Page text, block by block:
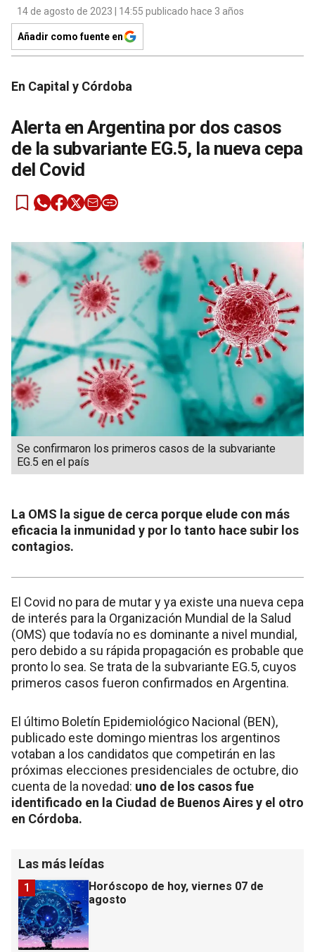
14 de agosto de 2023 | 14:55 publicado hace 3 años
Añadir como fuente en
En Capital y Córdoba
Alerta en Argentina por dos casos
de la subvariante EG.5, la nueva cepa
del Covid
Se confirmaron los primeros casos de la subvariante
EG.5 en el país
La OMS la sigue de cerca porque elude con más
eficacia la inmunidad y por lo tanto hace subir los
contagios.
El Covid no para de mutar y ya existe una nueva cepa
de interés para la Organización Mundial de la Salud
(OMS) que todavía no es dominante a nivel mundial,
pero debido a su rápida propagación es probable que
pronto lo sea. Se trata de la subvariante EG.5, cuyos
primeros casos fueron confirmados en Argentina.
El último Boletín Epidemiológico Nacional (BEN),
publicado este domingo mientras los argentinos
votaban a los candidatos que competirán en las
próximas elecciones presidenciales de octubre, dio
cuenta de la novedad: uno de los casos fue
identificado en la Ciudad de Buenos Aires y el otro
en Córdoba.
Las más leídas
Horóscopo de hoy, viernes 07 de
agosto
1